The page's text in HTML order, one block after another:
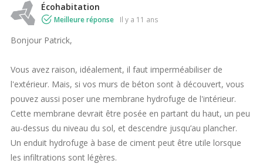
Écohabitation
Meilleure réponse il y a 11 ans
Bonjour Patrick,
Vous avez raison, idéalement, il faut imperméabiliser de
l'extérieur. Mais, si vos murs de béton sont à découvert, vous
pouvez aussi poser une membrane hydrofuge de l'intérieur.
Cette membrane devrait être posée en partant du haut, un peu
au-dessus du niveau du sol, et descendre jusqu’au plancher.
Un enduit hydrofuge à base de ciment peut être utile lorsque
les infiltrations sont légères.